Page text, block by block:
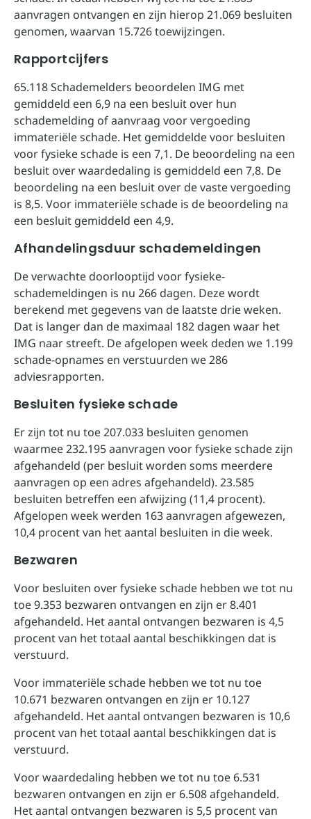
aanvragen ontvangen en zijn hierop 21.069 besluiten
genomen, waarvan 15.726 toewijzingen.
Rapportcijfers
65.118 Schademelders beoordelen IMG met
gemiddeld een 6,9 na een besluit over hun
schademelding of aanvraag voor vergoeding
immateriële schade. Het gemiddelde voor besluiten
voor fysieke schade is een 7,1. De beoordeling na een
besluit over waardedaling is gemiddeld een 7,8. De
beoordeling na een besluit over de vaste vergoeding
is 8,5. Voor immateriële schade is de beoordeling na
een besluit gemiddeld een 4,9.
Afhandelingsduur schademeldingen
De verwachte doorlooptijd voor fysieke-
schademeldingen is nu 266 dagen. Deze wordt
berekend met gegevens van de laatste drie weken.
Dat is langer dan de maximaal 182 dagen waar het
IMG naar streeft. De afgelopen week deden we 1.199
schade-opnames en verstuurden we 286
adviesrapporten.
Besluiten fysieke schade
Er zijn tot nu toe 207.033 besluiten genomen
waarmee 232.195 aanvragen voor fysieke schade zijn
afgehandeld (per besluit worden soms meerdere
aanvragen op een adres afgehandeld). 23.585
besluiten betreffen een afwijzing (11,4 procent).
Afgelopen week werden 163 aanvragen afgewezen,
10,4 procent van het aantal besluiten in die week.
Bezwaren
Voor besluiten over fysieke schade hebben we tot nu
toe 9.353 bezwaren ontvangen en zijn er 8.401
afgehandeld. Het aantal ontvangen bezwaren is 4,5
procent van het totaal aantal beschikkingen dat is
verstuurd.
Voor immateriële schade hebben we tot nu toe
10.671 bezwaren ontvangen en zijn er 10.127
afgehandeld. Het aantal ontvangen bezwaren is 10,6
procent van het totaal aantal beschikkingen dat is
verstuurd.
Voor waardedaling hebben we tot nu toe 6.531
bezwaren ontvangen en zijn er 6.508 afgehandeld.
Het aantal ontvangen bezwaren is 5,5 procent van